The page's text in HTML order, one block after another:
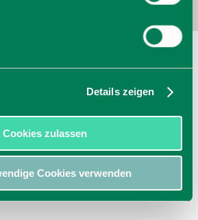
Details zeigen
Cookies zulassen
Cookies verwenden